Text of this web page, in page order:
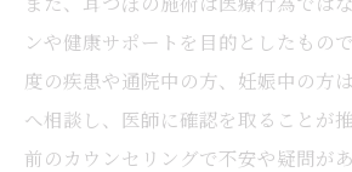
ンや健康サポートを目的としたもの
度の疾患や通院中の方、妊娠中の方
へ相談し、医師に確認を取ることが
前のカウンセリングで不安や疑問が